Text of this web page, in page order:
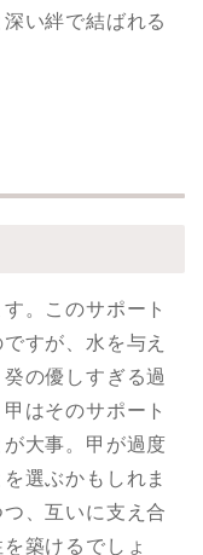
い絆で結ばれる
。このサポート
すが、水を与え
の優しすぎる過
はそのサポート
大事。甲が過度
選ぶかもしれま
、互いに支え合
築けるでしょ